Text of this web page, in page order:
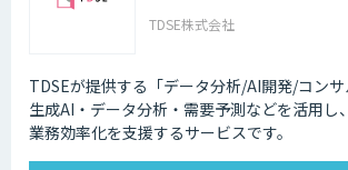
TDSE株式会社
TDSEが提供する「データ分析/AI開発/コンサ
生成AI・データ分析・需要予測などを活用し
業務効率化を支援するサービスです。